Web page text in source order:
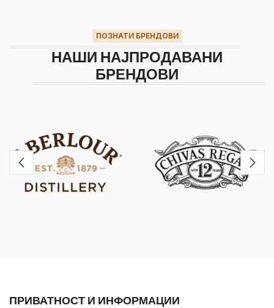
ПОЗНАТИ БРЕНДОВИ
НАШИ НАЈПРОДАВАНИ
БРЕНДОВИ
ПРИВАТНОСТ И ИНФОРМАЦИИ